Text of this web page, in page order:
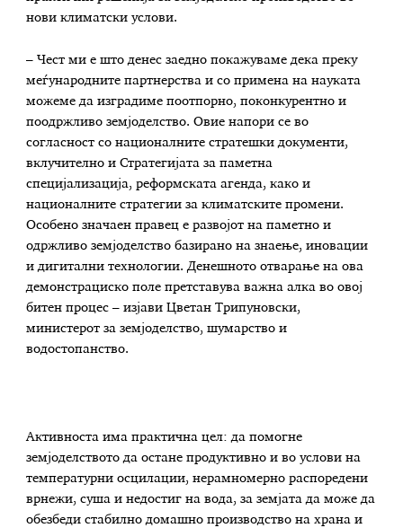
нови климатски услови.
– Чест ми е што денес заедно покажуваме дека преку
меѓународните партнерства и со примена на науката
можеме да изградиме поотпорно, поконкурентно и
поодржливо земјоделство. Овие напори се во
согласност со националните стратешки документи,
вклучително и Стратегијата за паметна
специјализација, реформската агенда, како и
националните стратегии за климатските промени.
Особено значаен правец е развојот на паметно и
одржливо земјоделство базирано на знаење, иновации
и дигитални технологии. Денешното отварање на ова
демонстрациско поле претставува важна алка во овој
битен процес – изјави Цветан Трипуновски,
министерот за земјоделство, шумарство и
водостопанство.
Активноста има практична цел: да помогне
земјоделството да остане продуктивно и во услови на
температурни осцилации, нерамномерно распоредени
врнежи, суша и недостиг на вода, за земјата да може да
обезбеди стабилно домашно производство на храна и